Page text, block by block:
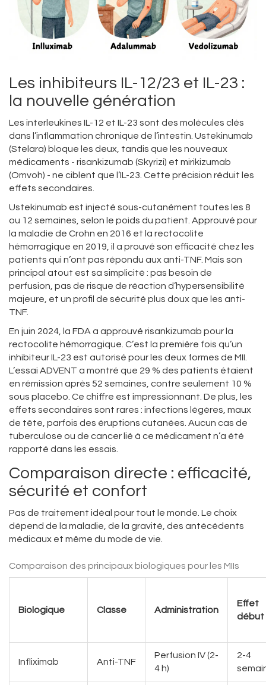
Les inhibiteurs IL-12/23 et IL-23 :
la nouvelle génération
Les interleukines IL-12 et IL-23 sont des molécules clés
dans l’inflammation chronique de l’intestin. Ustekinumab
(Stelara) bloque les deux, tandis que les nouveaux
médicaments - risankizumab (Skyrizi) et mirikizumab
(Omvoh) - ne ciblent que l’IL-23. Cette précision réduit les
effets secondaires.
Ustekinumab est injecté sous-cutanément toutes les 8
ou 12 semaines, selon le poids du patient. Approuvé pour
la maladie de Crohn en 2016 et la rectocolite
hémorragique en 2019, il a prouvé son efficacité chez les
patients qui n’ont pas répondu aux anti-TNF. Mais son
principal atout est sa simplicité : pas besoin de
perfusion, pas de risque de réaction d’hypersensibilité
majeure, et un profil de sécurité plus doux que les anti-
TNF.
En juin 2024, la FDA a approuvé risankizumab pour la
rectocolite hémorragique. C’est la première fois qu’un
inhibiteur IL-23 est autorisé pour les deux formes de MII.
L’essai ADVENT a montré que 29 % des patients étaient
en rémission après 52 semaines, contre seulement 10 %
sous placebo. Ce chiffre est impressionnant. De plus, les
effets secondaires sont rares : infections légères, maux
de tête, parfois des éruptions cutanées. Aucun cas de
tuberculose ou de cancer lié à ce médicament n’a été
rapporté dans les essais.
Comparaison directe : efficacité,
sécurité et confort
Pas de traitement idéal pour tout le monde. Le choix
dépend de la maladie, de la gravité, des antécédents
médicaux et même du mode de vie.
Comparaison des principaux biologiques pour les MIIs
Biologique Classe Administration
Effet
début
Infliximab Anti-TNF
Perfusion IV (2-
4 h)
2-4